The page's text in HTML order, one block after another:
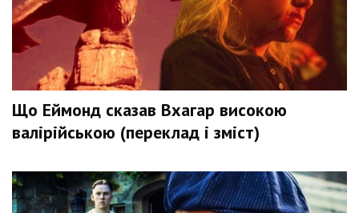
Що Еймонд сказав Вхагар високою
валірійською (переклад і зміст)